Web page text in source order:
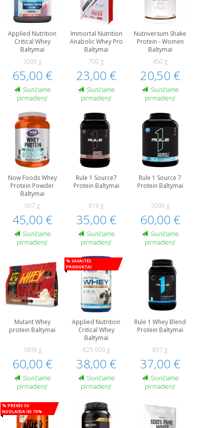
Applied Nutrition
Critical Whey
Baltymai
2000 g
65,00 €
Siunčiame
pirmadienį!
Immortal Nutrition
Anabolic Whey Pro
Baltymai
700 g
23,00 €
Siunčiame
pirmadienį!
Nutriversum Shake
Protein - Women
Baltymai
450 g
20,50 €
Siunčiame
pirmadienį!
Now Foods Whey
Protein Powder
Baltymai
907 g
45,00 €
Siunčiame
pirmadienį!
Rule 1 Source7
Protein Baltymai
819 g
35,00 €
Siunčiame
pirmadienį!
Rule 1 Source 7
Protein Baltymai
2000 g
60,00 €
Siunčiame
pirmadienį!
Mutant Whey
protein Baltymai
1800 g
60,00 €
Siunčiame
pirmadienį!
% Savaitės
produktai
Applied Nutrition
Critical Whey
Baltymai
825-900 g
38,00 €
Siunčiame
pirmadienį!
Rule 1 Whey Blend
Protein Baltymai
897 g
37,00 €
Siunčiame
pirmadienį!
% Prekės su
nuolaida iki 70%